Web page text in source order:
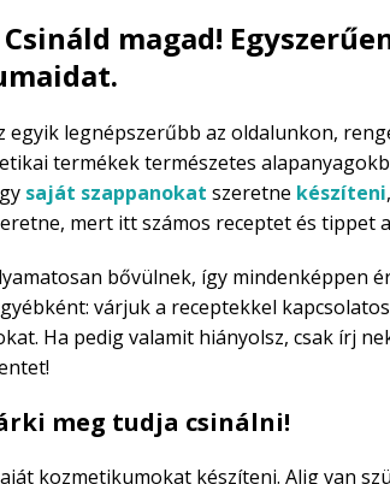
magad!
egyik legnépszerűbb az oldalunkon,
termékek természetes
saját szappanokat szeretne készíteni
mert itt számos receptet és tippet
bővülnek, így mindenképpen
várjuk a receptekkel kapcsolatos
Ha pedig valamit hiányolsz, csak írj
meg tudja csinálni!
kozmetikumokat készíteni. Alig van